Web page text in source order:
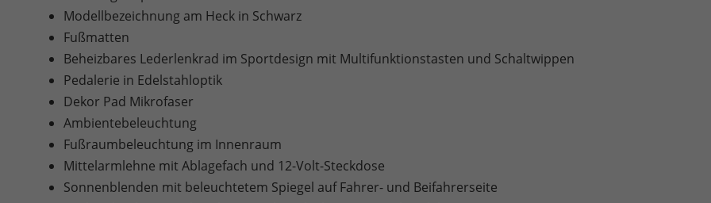
Modellbezeichnung am Heck in Schwarz
Fußmatten
Beheizbares Lederlenkrad im Sportdesign mit Multifunktionstasten und Schaltwippen
Pedalerie in Edelstahloptik
Dekor Pad Mikrofaser
Ambientebeleuchtung
Fußraumbeleuchtung im Innenraum
Mittelarmlehne mit Ablagefach und 12-Volt-Steckdose
Sonnenblenden mit beleuchtetem Spiegel auf Fahrer- und Beifahrerseite